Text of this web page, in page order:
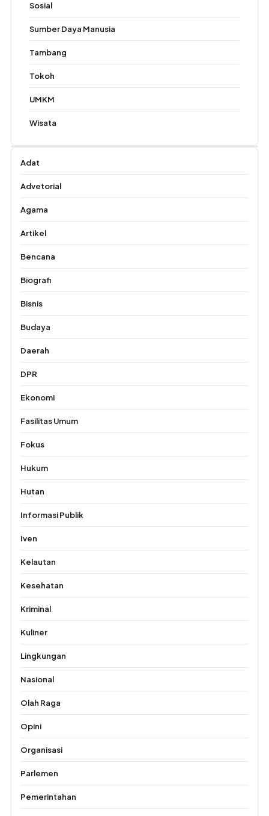
Sosial
Sumber Daya Manusia
Tambang
Tokoh
UMKM
Wisata
Adat
Advetorial
Agama
Artikel
Bencana
Biografi
Bisnis
Budaya
Daerah
DPR
Ekonomi
Fasilitas Umum
Fokus
Hukum
Hutan
Informasi Publik
Iven
Kelautan
Kesehatan
Kriminal
Kuliner
Lingkungan
Nasional
Olah Raga
Opini
Organisasi
Parlemen
Pemerintahan